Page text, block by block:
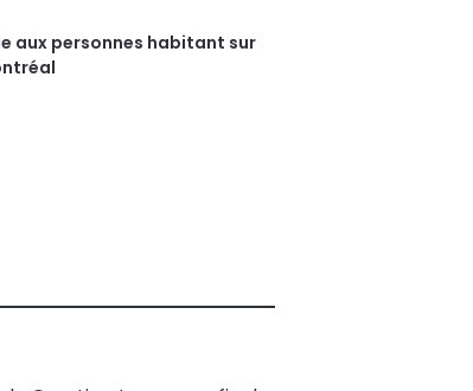
aux personnes habitant sur